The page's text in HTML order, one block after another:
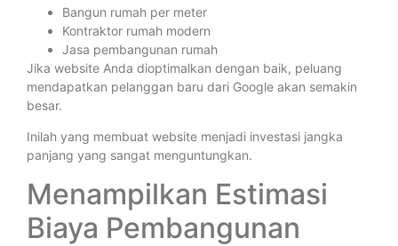
Bangun rumah per meter
Kontraktor rumah modern
Jasa pembangunan rumah
Jika website Anda dioptimalkan dengan baik, peluang
mendapatkan pelanggan baru dari Google akan semakin
besar.
Inilah yang membuat website menjadi investasi jangka
panjang yang sangat menguntungkan.
Menampilkan Estimasi
Biaya Pembangunan